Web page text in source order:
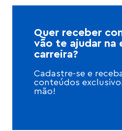
Quer receber
vão te ajudar na
carreira?
Cadastre-se e
conteúdos
mão!